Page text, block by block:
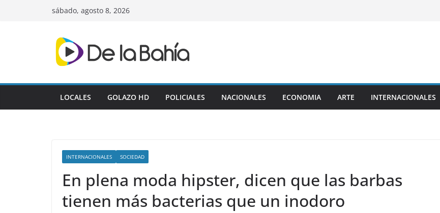
sábado, agosto 8, 2026
LOCALES GOLAZO HD POLICIALES NACIONALES ECONOMIA ARTE INTERNACIONALES
INTERNACIONALES SOCIEDAD
En plena moda hipster, dicen que las barbas
tienen más bacterias que un inodoro